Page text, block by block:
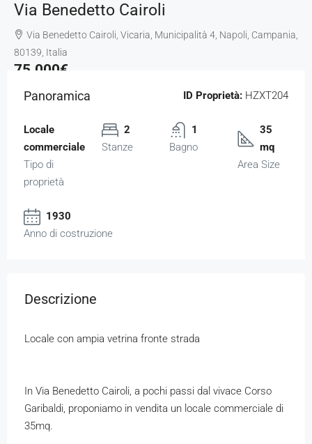
Via Benedetto Cairoli
Via Benedetto Cairoli, Vicaria, Municipalità 4, Napoli, Campania,
80139, Italia
75.000€
Panoramica ID Proprietà: HZXT204
Locale
commerciale
Tipo di
proprietà
2
Stanze
1
Bagno
35
mq
Area Size
1930
Anno di costruzione
Descrizione
Locale con ampia vetrina fronte strada
In Via Benedetto Cairoli, a pochi passi dal vivace Corso
Garibaldi, proponiamo in vendita un locale commerciale di
35mq.